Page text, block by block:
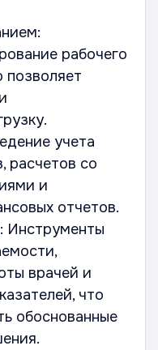
рабочего
позволяет
учета
расчетов со
и
отчетов.
Инструменты
врачей и
что
обоснованные